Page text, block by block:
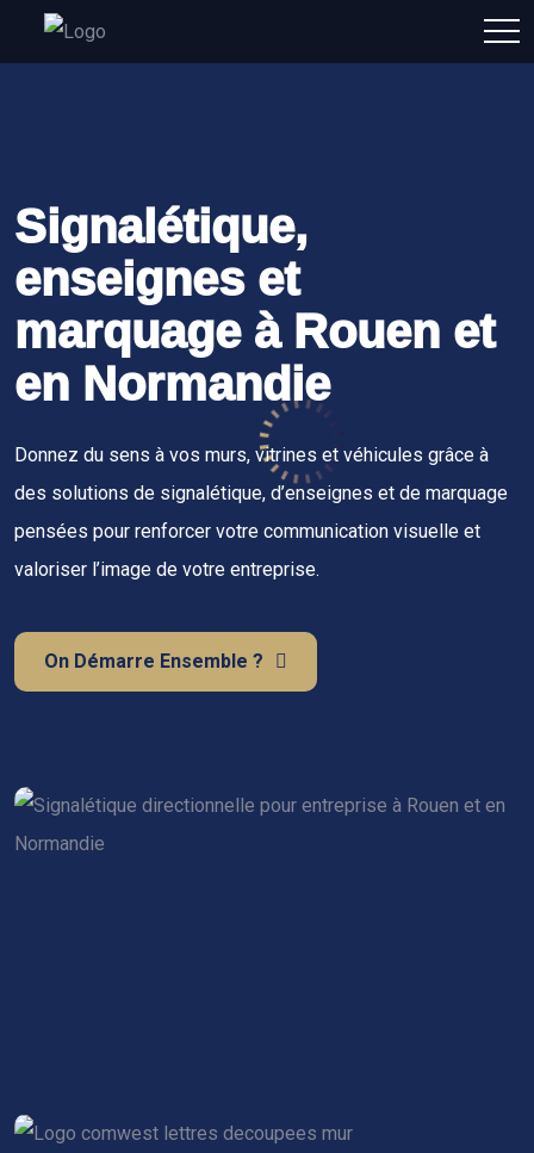
Signalétique,
enseignes et
marquage à Rouen et
en Normandie
Donnez du sens à vos murs, vitrines et véhicules grâce à
des solutions de signalétique, d’enseignes et de marquage
pensées pour renforcer votre communication visuelle et
valoriser l’image de votre entreprise.
On Démarre Ensemble ?